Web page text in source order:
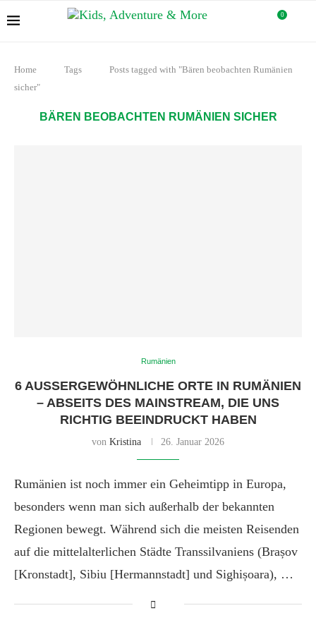
0
Home Tags
Posts tagged with "Bären beobachten Rumänien
sicher"
BÄREN BEOBACHTEN RUMÄNIEN SICHER
Rumänien
6 AUSSERGEWÖHNLICHE ORTE IN RUMÄNIEN –
ABSEITS DES MAINSTREAM, DIE UNS R
ICHTIG BEEINDRUCKT HABEN
von Kristina 26. Januar 2026
Rumänien ist noch immer ein Geheimtipp in Europa,
besonders wenn man sich außerhalb der bekannten
Regionen bewegt. Während sich die meisten Reisenden
auf die mittelalterlichen Städte Transsilvaniens (Brașov
[Kronstadt], Sibiu [Hermannstadt] und Sighișoara), …